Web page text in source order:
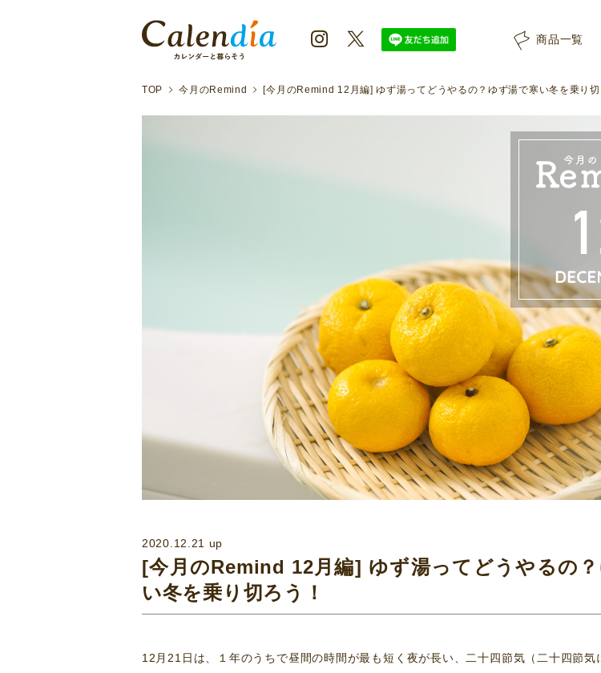
商品一覧
TOP 今月のRemind [今月のRemind 12月編] ゆず湯ってどうやるの？ゆず湯で寒い冬を乗り切
2020.12.21 up
[今月のRemind 12月編] ゆず湯ってどうやるの
い冬を乗り切ろう！
12月21日は、１年のうちで昼間の時間が最も短く夜が長い、二十四節気（二十四節気